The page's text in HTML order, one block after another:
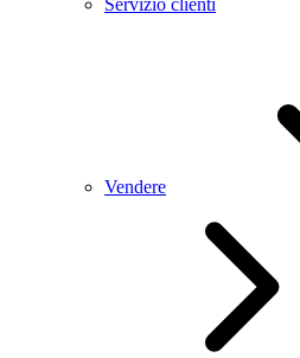
Servizio clienti
Vendere